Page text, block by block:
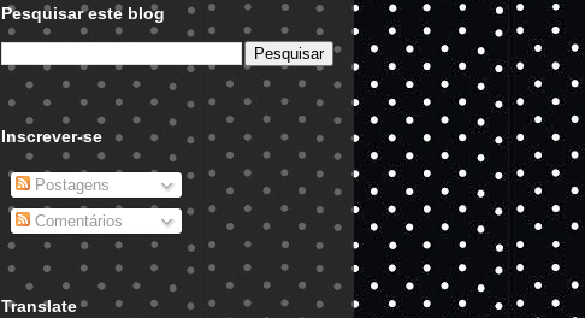
Pesquisar este blog
Inscrever-se
Postagens
Comentários
Translate